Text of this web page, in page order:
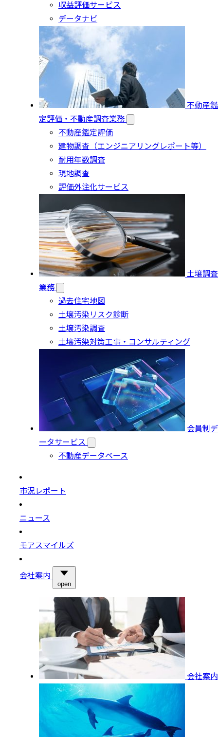
収益評価サービス
データナビ
不動産鑑
定評価・不動産調査業務
不動産鑑定評価
建物調査（エンジニアリングレポート等）
耐用年数調査
現地調査
評価外注化サービス
土壌調査
業務
過去住宅地図
土壌汚染リスク診断
土壌汚染調査
土壌汚染対策工事・コンサルティング
会員制デ
ータサービス
不動産データベース
市況レポート
ニュース
モアスマイルズ
会社案内
open
会社案内